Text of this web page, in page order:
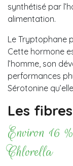
synthétisé par
alimentation.
Le Tryptophane
Cette hormone
l’homme, son
performances
Sérotonine
Les fibres
Environ 16
Chlorella